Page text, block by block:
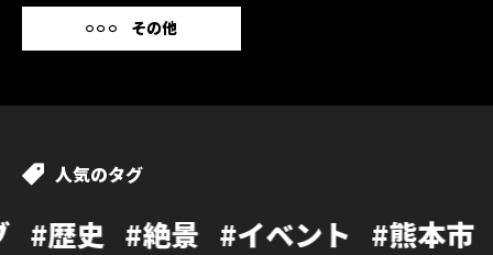
その他
人気のタグ
#絶景 #イベント #熊本市 #カフェ